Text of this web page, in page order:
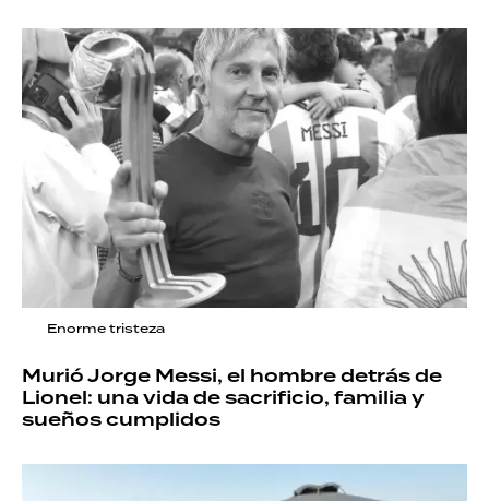
Enorme tristeza
Murió Jorge Messi, el hombre detrás de
Lionel: una vida de sacrificio, familia y
sueños cumplidos